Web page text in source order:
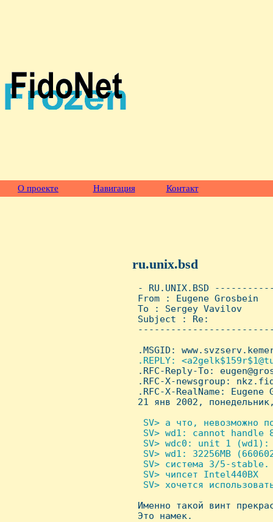
О проекте Навигация Контакт
ru.unix.bsd
- RU.UNIX.BSD
From : Eugene
To : Sergey Vavilov
Subject : Re:
.MSGID:
.REPLY:
.RFC-Reply-To:
.RFC-X-newsgroup:
.RFC-X-RealName: Eugene
21 янв 2002,
SV> а что, невозможно
SV> wd1: cannot handle
SV> wdc0: unit 1
SV> wd1: 32256MB
  SV> система 3/5-stable.
  SV> чипсет Intel440BX
SV> хочется
Именно такой винт
Это намек.